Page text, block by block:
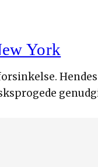
York